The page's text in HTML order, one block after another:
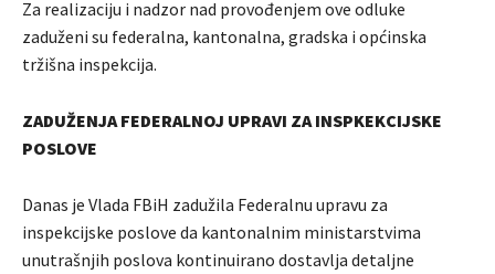
Za realizaciju i nadzor nad provođenjem ove odluke
zaduženi su federalna, kantonalna, gradska i općinska
tržišna inspekcija.
ZADUŽENJA FEDERALNOJ UPRAVI ZA INSPKEKCIJSKE
POSLOVE
Danas je Vlada FBiH zadužila Federalnu upravu za
inspekcijske poslove da kantonalnim ministarstvima
unutrašnjih poslova kontinuirano dostavlja detaljne